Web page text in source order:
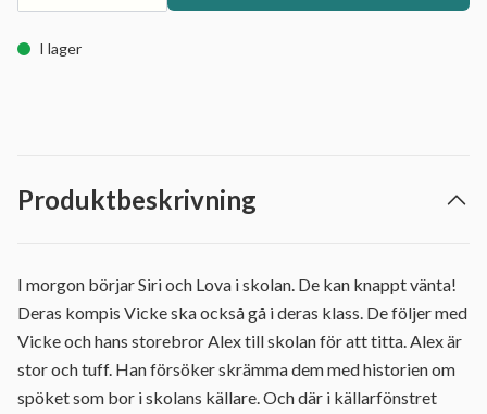
I lager
Produktbeskrivning
I morgon börjar Siri och Lova i skolan. De kan knappt vänta!
Deras kompis Vicke ska också gå i deras klass. De följer med
Vicke och hans storebror Alex till skolan för att titta. Alex är
stor och tuff. Han försöker skrämma dem med historien om
spöket som bor i skolans källare. Och där i källarfönstret